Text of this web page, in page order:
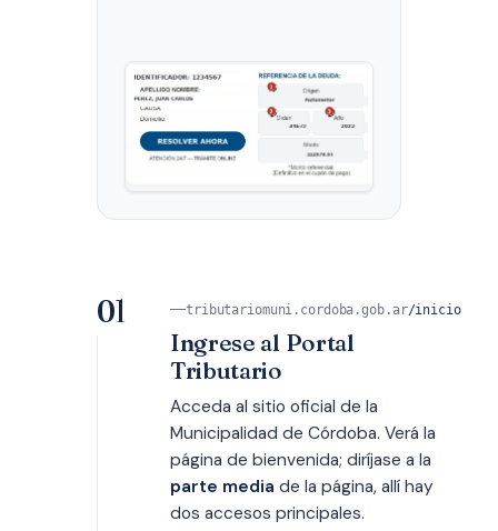
01 tributariomuni.cordoba.gob.ar/inicio
Ingrese al Portal
Tributario
Acceda al sitio oficial de la
Municipalidad de Córdoba. Verá la
página de bienvenida; diríjase a la
parte media de la página, allí hay
dos accesos principales.